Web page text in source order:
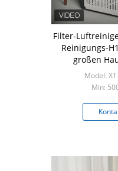
Filter-
Reinigungs-
großen
Model:
Min: